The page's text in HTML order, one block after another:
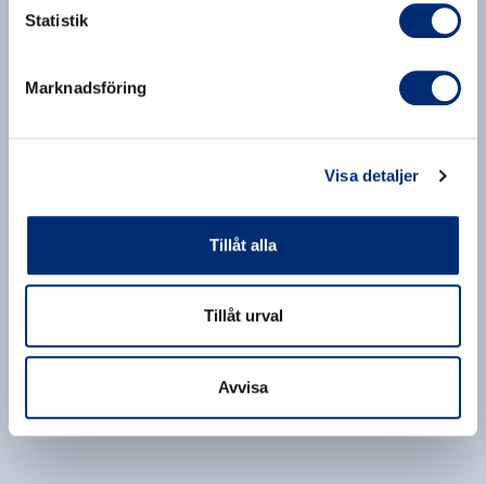
Statistik
Marknadsföring
Visa detaljer
Tillåt alla
Tillåt urval
Avvisa